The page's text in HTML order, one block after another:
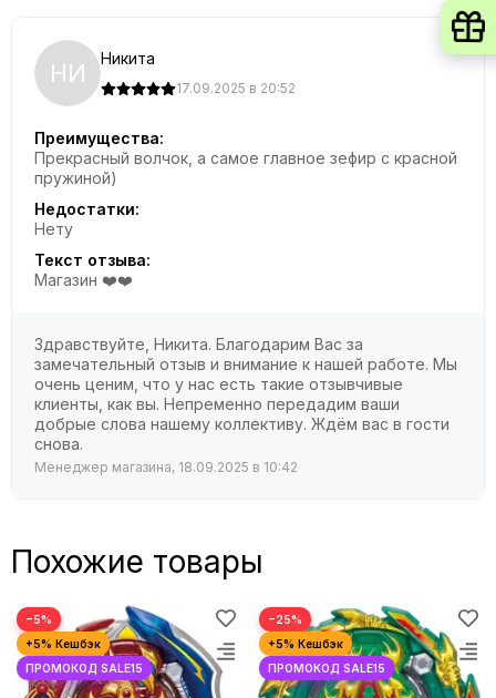
НИ Никита
17.09.2025 в 20:52
Преимущества:
Прекрасный волчок, а самое главное зефир с красной
пружиной)
Недостатки:
Нету
Текст отзыва:
Магазин ❤️❤️
Здравствуйте, Никита. Благодарим Вас за
замечательный отзыв и внимание к нашей работе. Мы
очень ценим, что у нас есть такие отзывчивые
клиенты, как вы. Непременно передадим ваши
добрые слова нашему коллективу. Ждём вас в гости
снова.
Менеджер магазина, 18.09.2025 в 10:42
Похожие товары
−5% −25%